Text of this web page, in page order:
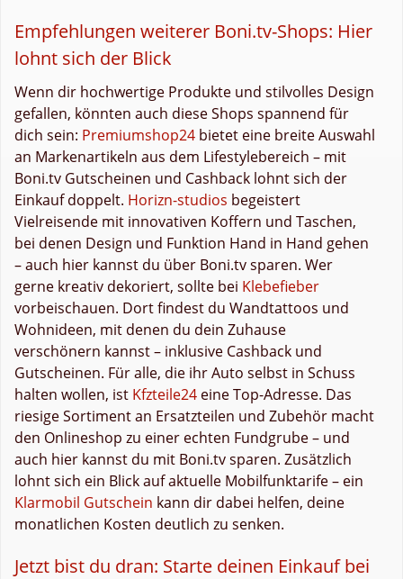
Empfehlungen weiterer Boni.tv-Shops: Hier
lohnt sich der Blick
Wenn dir hochwertige Produkte und stilvolles Design
gefallen, könnten auch diese Shops spannend für
dich sein: Premiumshop24 bietet eine breite Auswahl
an Markenartikeln aus dem Lifestylebereich – mit
Boni.tv Gutscheinen und Cashback lohnt sich der
Einkauf doppelt. Horizn-studios begeistert
Vielreisende mit innovativen Koffern und Taschen,
bei denen Design und Funktion Hand in Hand gehen
– auch hier kannst du über Boni.tv sparen. Wer
gerne kreativ dekoriert, sollte bei Klebefieber
vorbeischauen. Dort findest du Wandtattoos und
Wohnideen, mit denen du dein Zuhause
verschönern kannst – inklusive Cashback und
Gutscheinen. Für alle, die ihr Auto selbst in Schuss
halten wollen, ist Kfzteile24 eine Top-Adresse. Das
riesige Sortiment an Ersatzteilen und Zubehör macht
den Onlineshop zu einer echten Fundgrube – und
auch hier kannst du mit Boni.tv sparen. Zusätzlich
lohnt sich ein Blick auf aktuelle Mobilfunktarife – ein
Klarmobil Gutschein kann dir dabei helfen, deine
monatlichen Kosten deutlich zu senken.
Jetzt bist du dran: Starte deinen Einkauf bei